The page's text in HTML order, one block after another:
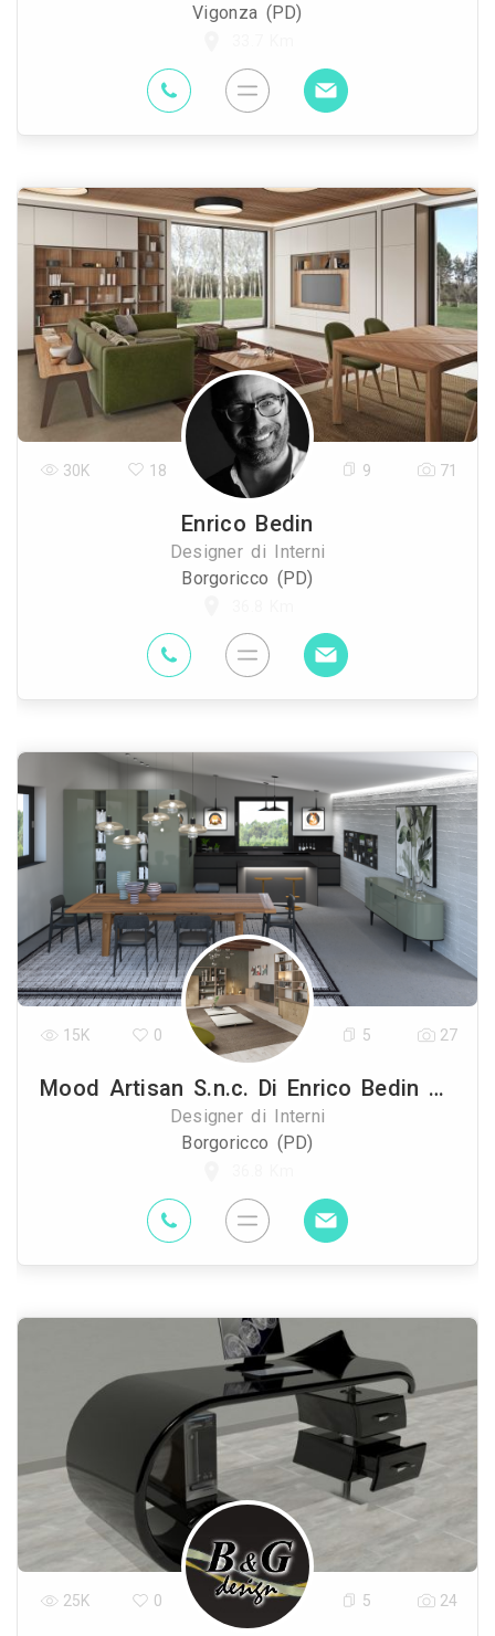
Vigonza (PD)
Enrico Bedin
Designer di Interni
Borgoricco (PD)
30K 18 9 71
Mood Artisan S.n.c. Di Enrico Bedin E Simona Mioara Ghita
Designer di Interni
Borgoricco (PD)
15K 0 5 27
25K 0 5 24